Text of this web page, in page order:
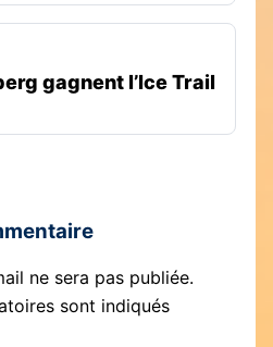
gagnent l’Ice Trail
ne sera pas publiée.
sont indiqués